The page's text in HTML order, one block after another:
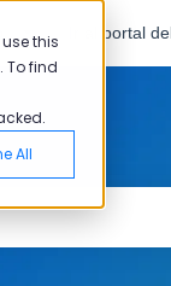
this
To find
All
Ir al portal